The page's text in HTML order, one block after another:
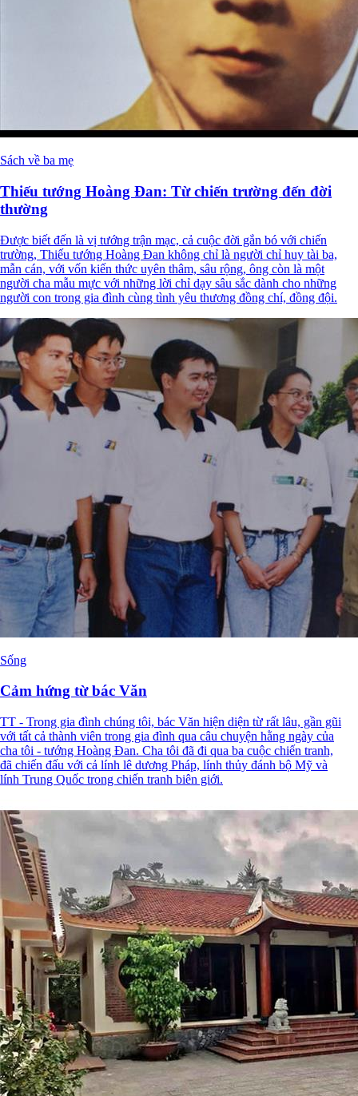
Sách về ba mẹ
Thiếu tướng Hoàng Đan: Từ chiến trường đến đời
thường
Được biết đến là vị tướng trận mạc, cả cuộc đời gắn bó với chiến
trường, Thiếu tướng Hoàng Đan không chỉ là người chỉ huy tài ba,
mẫn cán, với vốn kiến thức uyên thâm, sâu rộng, ông còn là một
người cha mẫu mực với những lời chỉ dạy sâu sắc dành cho những
người con trong gia đình cùng tình yêu thương đồng chí, đồng đội.
Sống
Cảm hứng từ bác Văn
TT - Trong gia đình chúng tôi, bác Văn hiện diện từ rất lâu, gần gũi
với tất cả thành viên trong gia đình qua câu chuyện hằng ngày của
cha tôi - tướng Hoàng Đan. Cha tôi đã đi qua ba cuộc chiến tranh,
đã chiến đấu với cả lính lê dương Pháp, lính thủy đánh bộ Mỹ và
lính Trung Quốc trong chiến tranh biên giới.